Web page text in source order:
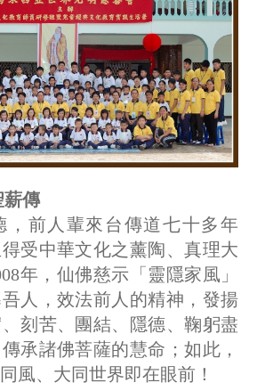
薪傳
，前人輩來台傳道七十多年
受中華文化之薰陶、真理大
年，仙佛慈示「靈隱家風」
人，效法前人的精神，發揚
、刻苦、團結、隱德、鞠躬盡
承諸佛菩薩的慧命；如此，
風、大同世界即在眼前！